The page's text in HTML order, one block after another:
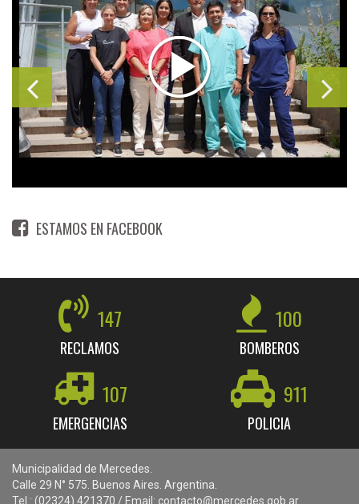
ESTAMOS EN FACEBOOK
147
RECLAMOS
100
BOMBEROS
107
EMERGENCIAS
911
POLICIA
Municipalidad de Mercedes.
Calle 29 N° 575. Buenos Aires. Argentina.
Tel.: (02324) 421370 / Email: contacto@mercedes.gob.ar